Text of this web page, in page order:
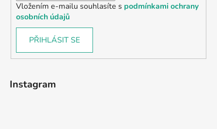
Vložením e-mailu souhlasíte s podmínkami ochrany
osobních údajů
PŘIHLÁSIT SE
Instagram